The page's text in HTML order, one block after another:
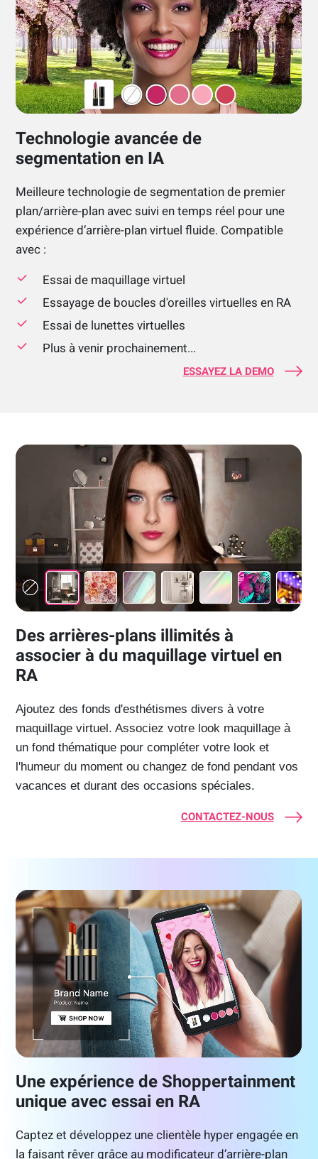
Technologie avancée de
segmentation en IA
Meilleure technologie de segmentation de premier
plan/arrière-plan avec suivi en temps réel pour une
expérience d’arrière-plan virtuel fluide. Compatible
avec :
Essai de maquillage virtuel
Essayage de boucles d'oreilles virtuelles en RA
Essai de lunettes virtuelles
Plus à venir prochainement...
ESSAYEZ LA DEMO
Des arrières-plans illimités à
associer à du maquillage virtuel en
RA
Ajoutez des fonds d'esthétismes divers à votre
maquillage virtuel. Associez votre look maquillage à
un fond thématique pour compléter votre look et
l'humeur du moment ou changez de fond pendant vos
vacances et durant des occasions spéciales.
CONTACTEZ-NOUS
Une expérience de Shoppertainment
unique avec essai en RA
Captez et développez une clientèle hyper engagée en
la faisant rêver grâce au modificateur d’arrière-plan